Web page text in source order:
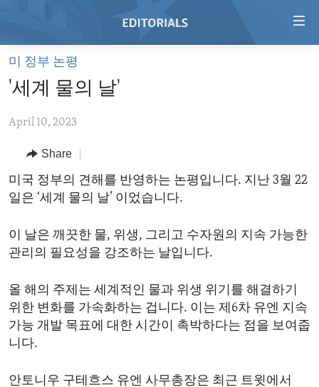
Skip
main
Skip
Navigation
Skip
Search
HOME
VIDEO
RADIO
REGIONS
AFRICA
AMERICAS
ASIA
EUROPE
MIDDLE EAST
TOPICS
HUMAN RIGHTS
SECURITY AND DEFENSE
AID AND DEVELOPMENT
DEMOCRACY AND GOVERNANCE
ECONOMY AND TRADE
ENVIRONMENT AND HEALTH
ARCHIVE
ABOUT US
미 정부 논평
'세계 물의 날'
April 10, 2023
Share
미국 정부의 견해를 반영하는 논평입니다. 지난 3월 22
일은 ‘세계 물의 날’ 이었습니다.
이 날은 깨끗한 물, 위생, 그리고 수자원의 지속 가능한
관리의 필요성을 강조하는 날입니다.
올 해의 주제는 세계적인 물과 위생 위기를 해결하기
위한 변화를 가속화하는 겁니다. 이는 제6차 유엔 지속
가능 개발 목표에 대한 시간이 촉박하다는 점을 보여줍
니다.
안토니우 구테흐스 유엔 사무총장은 최근 트윗에서